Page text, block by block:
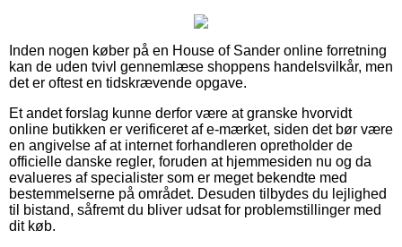
Inden nogen køber på en House of Sander online forretning
kan de uden tvivl gennemlæse shoppens handelsvilkår, men
det er oftest en tidskrævende opgave.
Et andet forslag kunne derfor være at granske hvorvidt
online butikken er verificeret af e-mærket, siden det bør være
en angivelse af at internet forhandleren opretholder de
officielle danske regler, foruden at hjemmesiden nu og da
evalueres af specialister som er meget bekendte med
bestemmelserne på området. Desuden tilbydes du lejlighed
til bistand, såfremt du bliver udsat for problemstillinger med
dit køb.